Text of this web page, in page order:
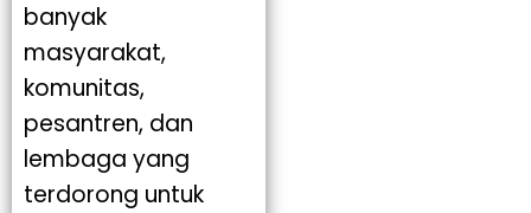
banyak
masyarakat,
komunitas,
pesantren, dan
lembaga yang
terdorong untuk